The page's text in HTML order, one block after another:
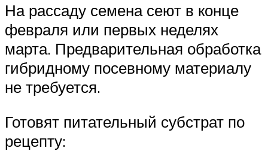
На рассаду семена сеют в конце
февраля или первых неделях
марта. Предварительная обработка
гибридному посевному материалу
не требуется.
Готовят питательный субстрат по
рецепту: